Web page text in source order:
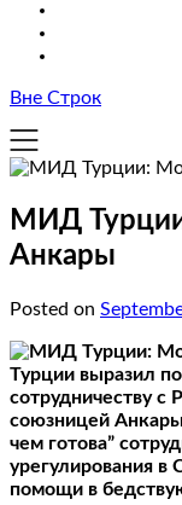
Вне Строк
МИД
Анкары
Posted on
Турции выразил
сотрудничеству с
союзницей
чем готова”
урегулирования в
помощи в